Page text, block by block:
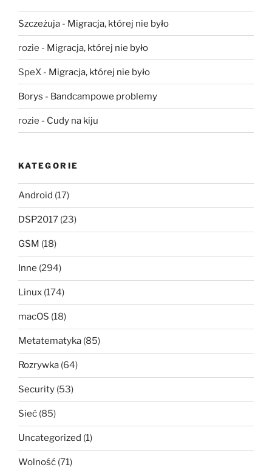
Szczeżuja - Migracja, której nie było
rozie - Migracja, której nie było
SpeX - Migracja, której nie było
Borys - Bandcampowe problemy
rozie - Cudy na kiju
KATEGORIE
Android (17)
DSP2017 (23)
GSM (18)
Inne (294)
Linux (174)
macOS (18)
Metatematyka (85)
Rozrywka (64)
Security (53)
Sieć (85)
Uncategorized (1)
Wolność (71)